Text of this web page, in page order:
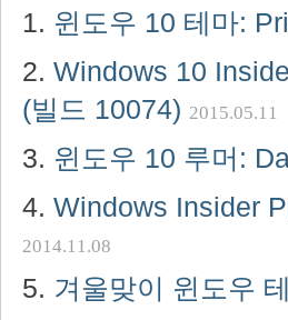
윈도우 10 테마:
Windows 10
(빌드 10074) 2015.05.11
윈도우 10 루머:
Windows Insider
2014.11.08
겨울맞이 윈도우